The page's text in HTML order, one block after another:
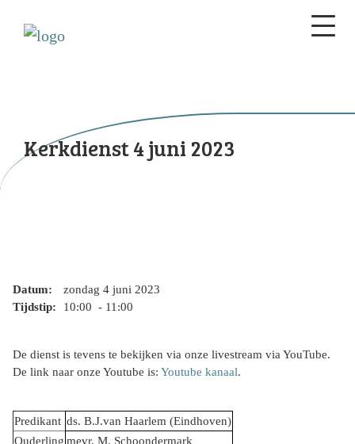
Kerkdienst 4 juni 2023
Datum:
zondag 4 juni 2023
Tijdstip:
10:00 - 11:00
De dienst is tevens te bekijken via onze livestream via YouTube.
De link naar onze Youtube is: Youtube kanaal.
Predikant ds. B.J.van Haarlem (Eindhoven)
Ouderling mevr. M. Schoondermark